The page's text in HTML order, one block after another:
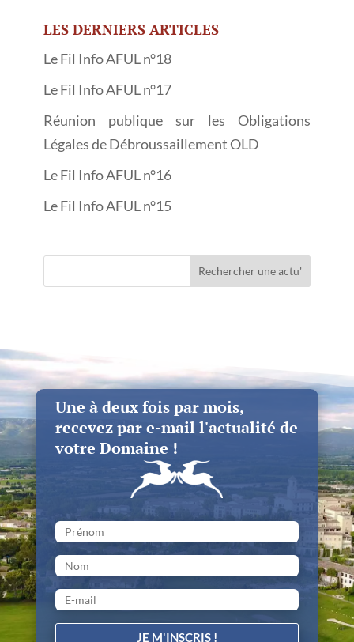
LES DERNIERS ARTICLES
Le Fil Info AFUL n°18
Le Fil Info AFUL n°17
Réunion publique sur les Obligations
Légales de Débroussaillement OLD
Le Fil Info AFUL n°16
Le Fil Info AFUL n°15
Rechercher une actu'
Une à deux fois par mois,
recevez par e-mail l'actualité de
votre Domaine !
JE M'INSCRIS !